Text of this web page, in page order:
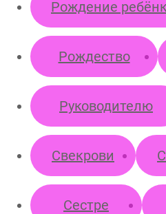
Рождение
Рождество
Руководителю
Свекрови
Сестре